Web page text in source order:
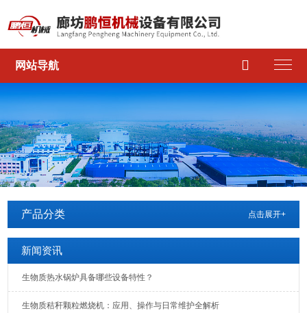
网站导航 
产品分类 点击展开+
新闻资讯
生物质热水锅炉具备哪些设备特性？
生物质秸秆颗粒燃烧机：应用、操作与日常维护全解析